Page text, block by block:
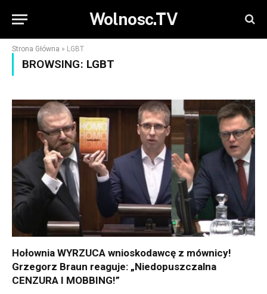
Wolnosc.TV
Strona Główna » LGBT
BROWSING: LGBT
Hołownia WYRZUCA wnioskodawcę z mównicy!
Grzegorz Braun reaguje: „Niedopuszczalna
CENZURA I MOBBING!”